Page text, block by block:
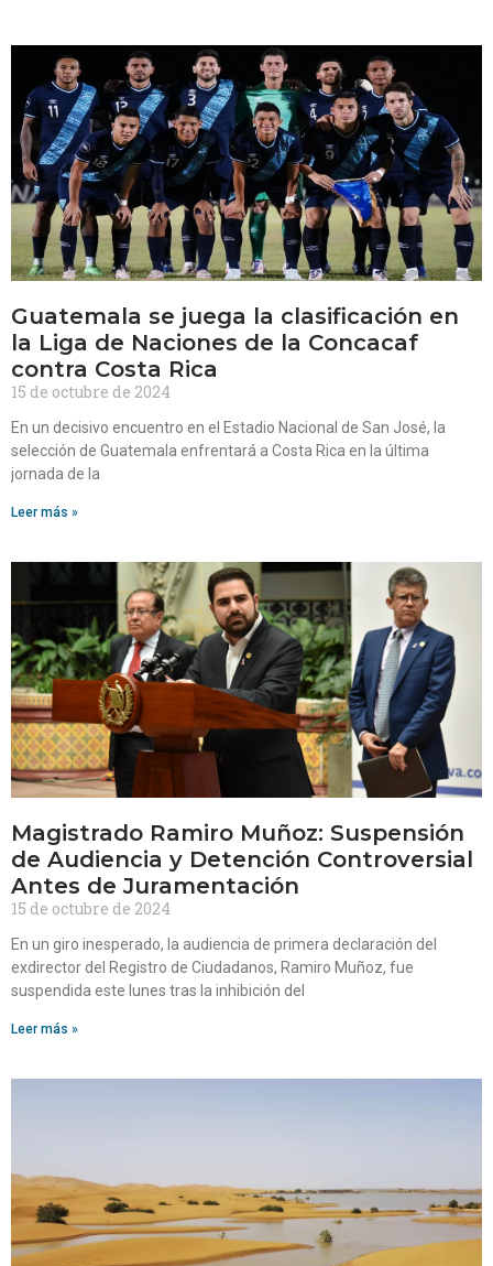
Guatemala se juega la clasificación en
la Liga de Naciones de la Concacaf
contra Costa Rica
15 de octubre de 2024
En un decisivo encuentro en el Estadio Nacional de San José, la
selección de Guatemala enfrentará a Costa Rica en la última
jornada de la
Leer más »
Magistrado Ramiro Muñoz: Suspensión
de Audiencia y Detención Controversial
Antes de Juramentación
15 de octubre de 2024
En un giro inesperado, la audiencia de primera declaración del
exdirector del Registro de Ciudadanos, Ramiro Muñoz, fue
suspendida este lunes tras la inhibición del
Leer más »